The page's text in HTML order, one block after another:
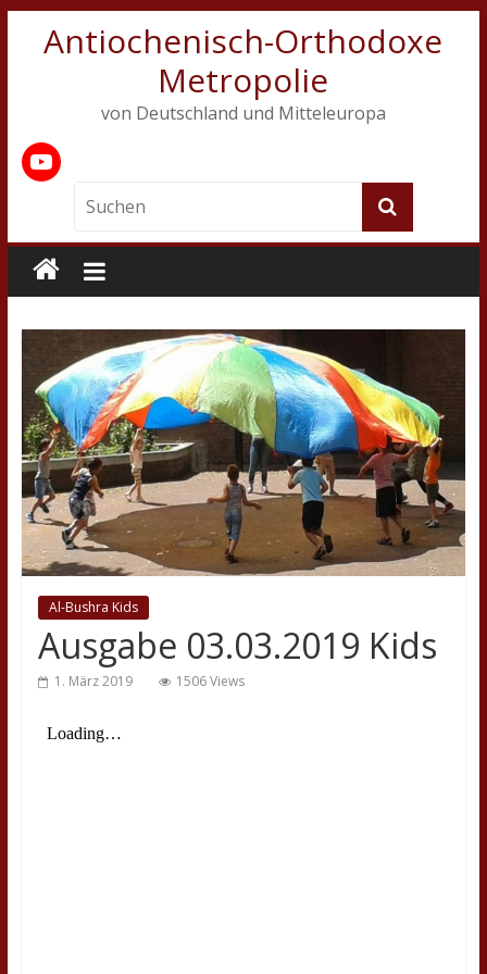
Antiochenisch-Orthodoxe
Metropolie
von Deutschland und Mitteleuropa
Al-Bushra Kids
Ausgabe 03.03.2019 Kids
1. März 2019 1506 Views